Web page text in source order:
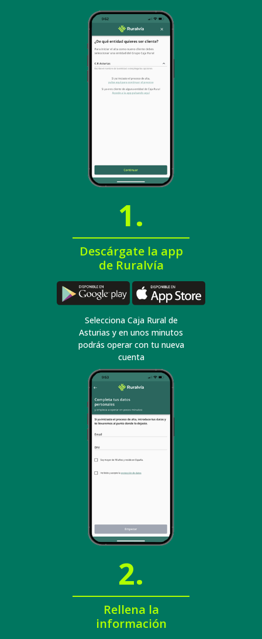
1.
Descárgate la app
de Ruralvía
Selecciona Caja Rural de
Asturias y en unos minutos
podrás operar con tu nueva
cuenta
2.
Rellena la
información